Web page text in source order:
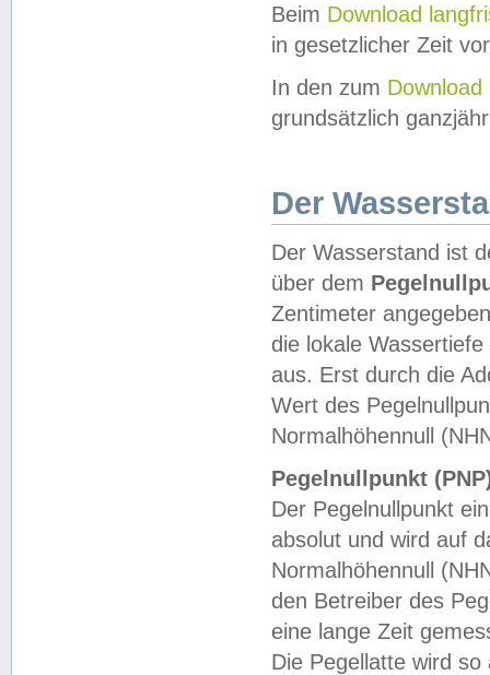
Beim Download
in gesetzlicher Zeit
In den zum Download
grundsätzlich
Der
Der Wasserstand ist
über dem
Zentimeter
die lokale
aus. Erst durch die
Wert des
Normalhöhennull
Pegelnullpunkt
Der Pegelnullpunkt
absolut und wird auf
Normalhöhennull
den Betreiber des
eine lange Zeit
Die Pegellatte wird